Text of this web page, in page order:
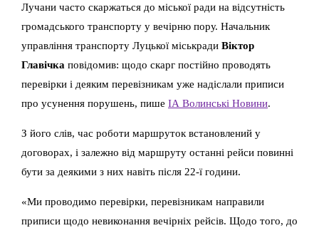
Лучани часто скаржаться до міської ради на відсутність
громадського транспорту у вечірню пору. Начальник
управління транспорту Луцької міськради Віктор
Главічка повідомив: щодо скарг постійно проводять
перевірки і деяким перевізникам уже надіслали приписи
про усунення порушень, пише ІА Волинські Новини.
З його слів, час роботи маршруток встановлений у
договорах, і залежно від маршруту останні рейси повинні
бути за деякими з них навіть після 22-ї години.
«Ми проводимо перевірки, перевізникам направили
приписи щодо невиконання вечірніх рейсів. Щодо того, до